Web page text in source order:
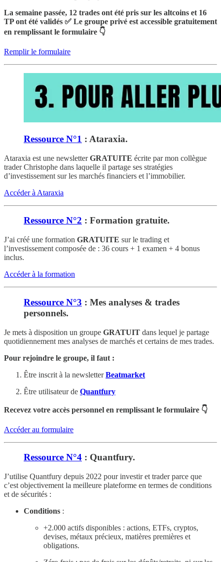
La semaine passée, 12 trades ont été pris sur les altcoins et 16
TP ont été validés ✅ Le groupe privé est accessible gratuitement
en remplissant le formulaire 👇
Remplir le formulaire
Ressource N°1 : Ataraxia.
Ataraxia est une newsletterGRATUITE écrite par mon collègue
trader Christophe dans laquelle il partage ses stratégies
d’investissement sur les marchés financiers et l’immobilier.
Accéder à Ataraxia
Ressource N°2 : Formation gratuite.
J’ai créé une formation GRATUITE sur le trading et
l’investissement composée de : 36 cours + 1 examen + 4 bonus
inclus.
Accéder à la formation
Ressource N°3 : Mes analyses & trades
personnels.
Je mets à disposition un groupe GRATUIT dans lequel je partage
quotidiennement mes analyses de marchés et certains de mes trades.
Pour rejoindre le groupe, il faut :
Être inscrit à la newsletterBeatmarket
Être utilisateur de Quantfury
Recevez votre accès personnel en remplissant le formulaire 👇
Accéder au formulaire
Ressource N°4 : Quantfury.
J’utilise Quantfury depuis 2022 pour investir et trader parce que
c’est objectivement la meilleure plateforme en termes de conditions
et de sécurités :
Conditions :
+2.000 actifs disponibles : actions, ETFs, cryptos,
devises, métaux précieux, matières premières et
obligations.